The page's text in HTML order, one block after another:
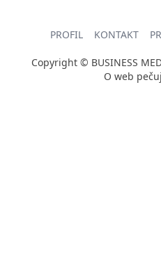
PROFIL KONTAKT
Copyright © BUSINESS